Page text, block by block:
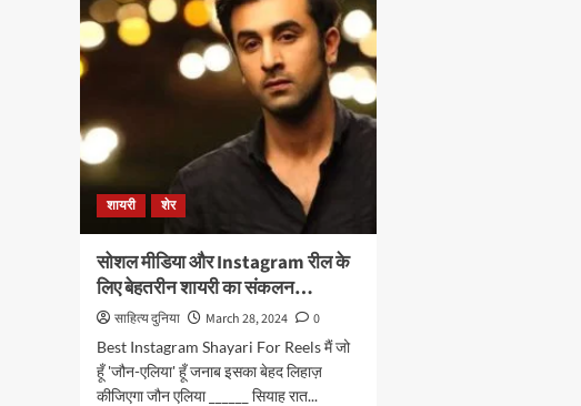
शायरी शेर
सोशल मीडिया और Instagram रील के
लिए बेहतरीन शायरी का संकलन…
साहित्य दुनिया March 28, 2024
0
Best Instagram Shayari For Reels मैं जो
हूँ 'जौन-एलिया' हूँ जनाब इसका बेहद लिहाज़
कीजिएगा जौन एलिया ______ सियाह रात...